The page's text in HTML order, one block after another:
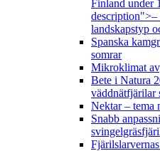
Finland under
description">–
landskapstyp
Spanska
somrar
Mikroklimat
Bete i Natura
väddnätfjärilar
Nektar – tema
Snabb